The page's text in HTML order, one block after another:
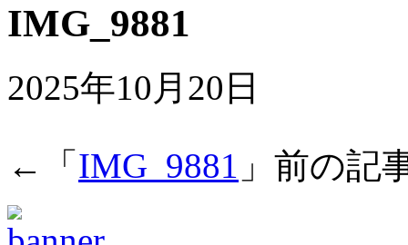
IMG_9881
2025年10月20日
←「 IMG_9881 」前の